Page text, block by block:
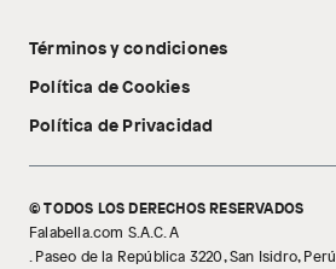
Tecnología Pillow Walk
Libro de reclamaciones
Términos y condiciones
Política de Cookies
Política de Privacidad
© TODOS LOS DERECHOS RESERVADOS
Falabella.com S.A.C. A
. Paseo de la República 3220, San Isidro, Perú